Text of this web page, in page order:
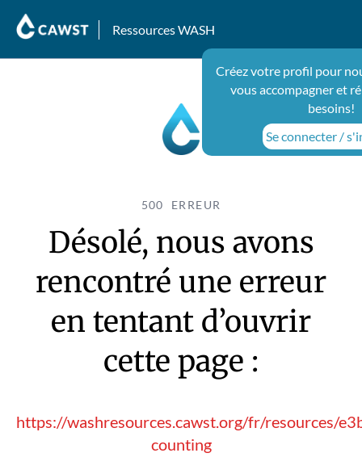
Ressources WASH
Créez votre profil pour
vous accompagner et
besoins!
Se connecter /
500 ERREUR
Désolé, nous avons
rencontré une erreur
en tentant d’ouvrir
cette page :
https://washresources.cawst.org/fr/resources/
counting